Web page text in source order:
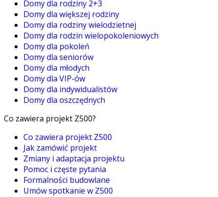
Domy dla rodziny 2+3
Domy dla większej rodziny
Domy dla rodziny wielodzietnej
Domy dla rodzin wielopokoleniowych
Domy dla pokoleń
Domy dla seniorów
Domy dla młodych
Domy dla VIP-ów
Domy dla indywidualistów
Domy dla oszczędnych
Co zawiera projekt Z500?
Co zawiera projekt Z500
Jak zamówić projekt
Zmiany i adaptacja projektu
Pomoc i częste pytania
Formalności budowlane
Umów spotkanie w Z500